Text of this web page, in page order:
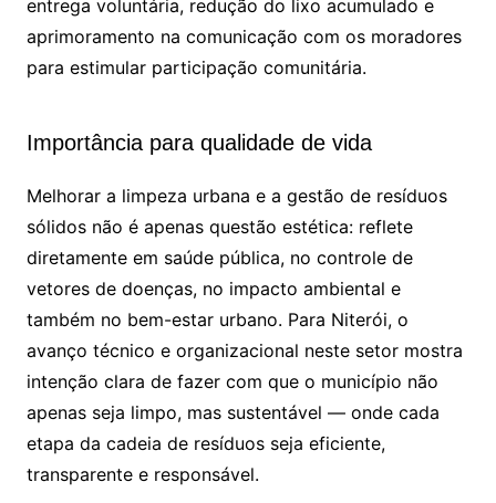
entrega voluntária, redução do lixo acumulado e
aprimoramento na comunicação com os moradores
para estimular participação comunitária.
Importância para qualidade de vida
Melhorar a limpeza urbana e a gestão de resíduos
sólidos não é apenas questão estética: reflete
diretamente em saúde pública, no controle de
vetores de doenças, no impacto ambiental e
também no bem-estar urbano. Para Niterói, o
avanço técnico e organizacional neste setor mostra
intenção clara de fazer com que o município não
apenas seja limpo, mas sustentável — onde cada
etapa da cadeia de resíduos seja eficiente,
transparente e responsável.